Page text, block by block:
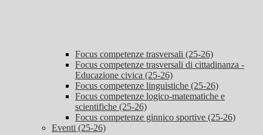
Focus competenze trasversali (25-26)
Focus competenze trasversali di cittadinanza -
Educazione civica (25-26)
Focus competenze linguistiche (25-26)
Focus competenze logico-matematiche e
scientifiche (25-26)
Focus competenze ginnico sportive (25-26)
Eventi (25-26)